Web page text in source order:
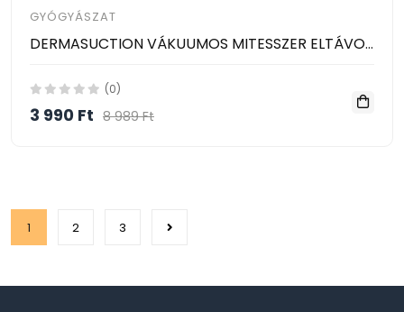
GYÓGYÁSZAT
DERMASUCTION VÁKUUMOS MITESSZER ELTÁVOLÍTÓ ÉS PÓRUS TISZTÍTÓ
(0)
3 990 Ft 8 989 Ft
1 2 3